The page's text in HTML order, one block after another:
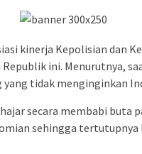
kinerja Kepolisian dan
ini. Menurutnya,
tidak menginginkan
secara membabi buta
sehingga tertutupnya